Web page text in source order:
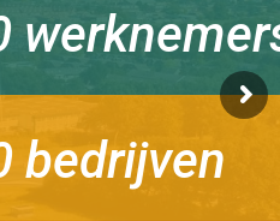
bedrijven